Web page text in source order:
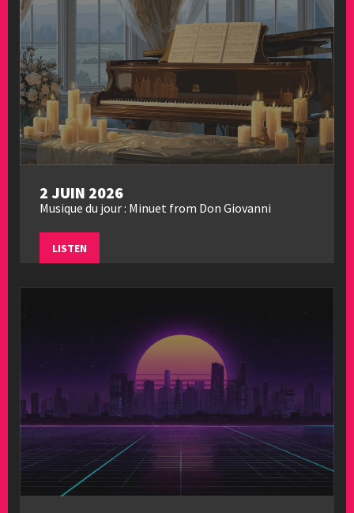
2 JUIN 2026
Musique du jour : Minuet from Don Giovanni
LISTEN